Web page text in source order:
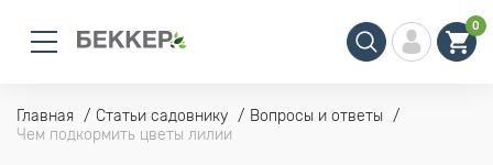
0
Главная Статьи садовнику
Вопросы и ответы
Чем подкормить цветы лилии